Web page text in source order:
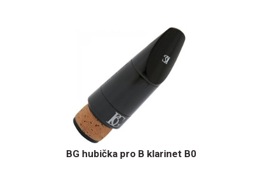
BG hubička pro B klarinet B0